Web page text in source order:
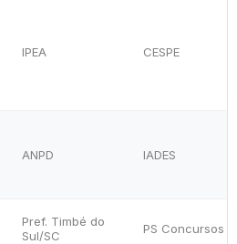
IPEA CESPE
ANPD IADES
Pref. Timbé do
Sul/SC
PS Concursos